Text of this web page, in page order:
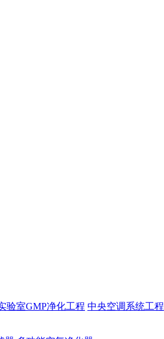
验室GMP净化工程 中央空调系统工程